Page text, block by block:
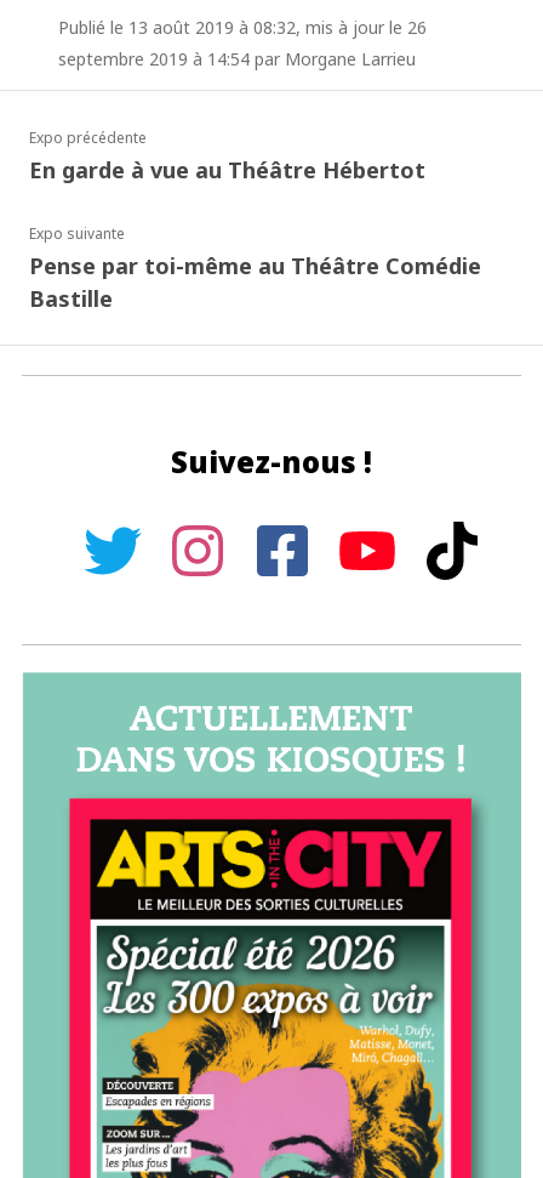
Publié le 13 août 2019 à 08:32, mis à jour le 26
septembre 2019 à 14:54 par Morgane Larrieu
Expo précédente
En garde à vue au Théâtre Hébertot
Expo suivante
Pense par toi-même au Théâtre Comédie
Bastille
Suivez-nous !